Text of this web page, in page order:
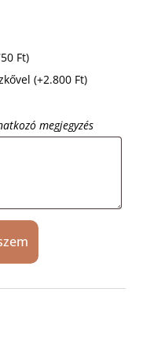
Ft)
(+2.800 Ft)
megjegyzés